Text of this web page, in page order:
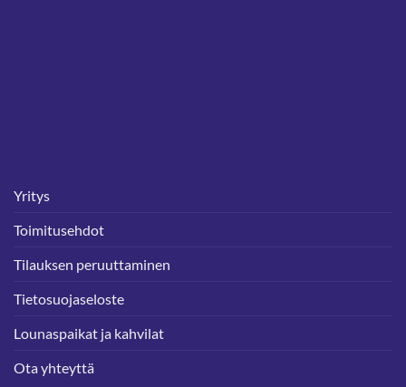
Yritys
Toimitusehdot
Tilauksen peruuttaminen
Tietosuojaseloste
Lounaspaikat ja kahvilat
Ota yhteyttä